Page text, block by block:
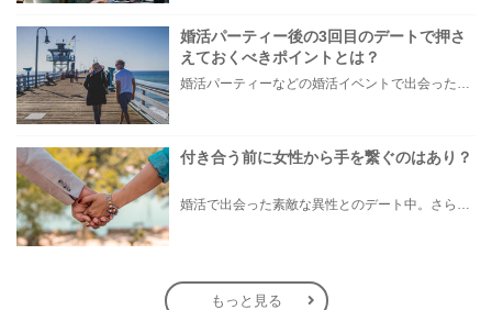
婚活パーティー後の3回目のデートで押さ
えておくべきポイントとは？
婚活パーティーなどの婚活イベントで出会った女性。その後もやり取りが続いているお相手と「付き合いたいな…」と思い始めた場合、いったい何回目のデートで告白をするのが最適なのでしょうか？ 今回は婚活パーティー後の3回目のデートに焦点を絞り、おすすめのデートプランや当日の振る舞い方、チェックすべきポイントと注意点を解説。素敵な結婚に向けての大切なステップとなりますので、気になる方はぜひ参考にしてみてくださいね。
付き合う前に女性から手を繋ぐのはあり？
婚活で出会った素敵な異性とのデート中。さらなる進展を望むとき、女性からはどのようにアプローチするのがよいのでしょうか。 たとえば手を繋ぐなどして相手に直接触れられれば、距離をぐっと縮めることは可能です。しかし、まだ付き合っていない状況で手を繋いだ場合、男性心理としてどう思うのでしょうか。 そこで今回は、婚活デートで手を繋ぐことの是非を徹底分析！手を繋いだときに分かる相手の脈ありサインや、自然に手を繋ぎやすいおすすめのシチュエーションまで解説します。
もっと見る